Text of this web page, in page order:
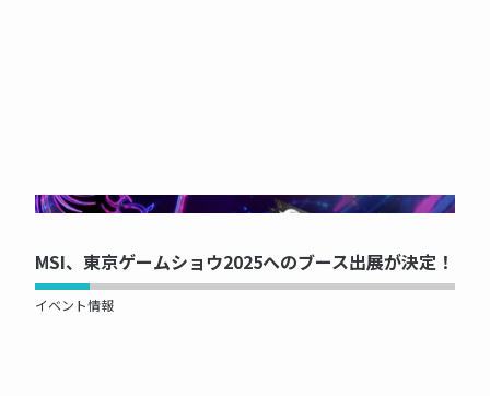
NOW PRINTING...
MSI、東京ゲームショウ2025へのブース出展が決定！
イベント情報